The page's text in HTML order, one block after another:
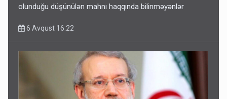
olunduğu düşünülən mahnı haqqında bilinməyənlər
6 Avqust 16:22